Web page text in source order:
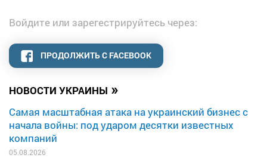
НОВОСТИ УКРАИНЫ »
Самая масштабная атака на украинский бизнес с
начала войны: под ударом десятки известных
компаний
05.08.2026
Войдите или зарегестрируйтесь через:
ПРОДОЛЖИТЬ С FACEBOOK